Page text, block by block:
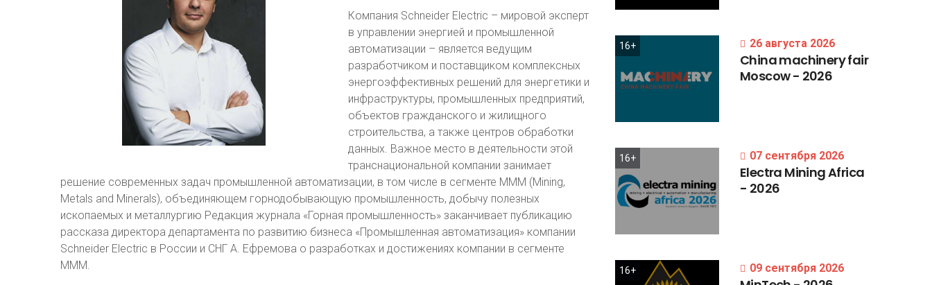
Компания Schneider Electric – мировой эксперт
в управлении энергией и промышленной
автоматизации – является ведущим
разработчиком и поставщиком комплексных
энергоэффективных решений для энергетики и
инфраструктуры, промышленных предприятий,
объектов гражданского и жилищного
строительства, а также центров обработки
данных. Важное место в деятельности этой
транснациональной компании занимает
решение современных задач промышленной автоматизации, в том числе в сегменте МММ (Mining,
Metals and Minerals), объединяющем горнодобывающую промышленность, добычу полезных
ископаемых и металлургию Редакция журнала «Горная промышленность» заканчивает публикацию
рассказа директора департамента по развитию бизнеса «Промышленная автоматизация» компании
Schneider Electric в России и СНГ А. Ефремова о разработках и достижениях компании в сегменте
МММ.
16+ 26 августа 2026
Chinamachineryfair
Moscow- 2026
16+ 07 сентября 2026
Electra MiningAfrica
- 2026
16+ 09 сентября 2026